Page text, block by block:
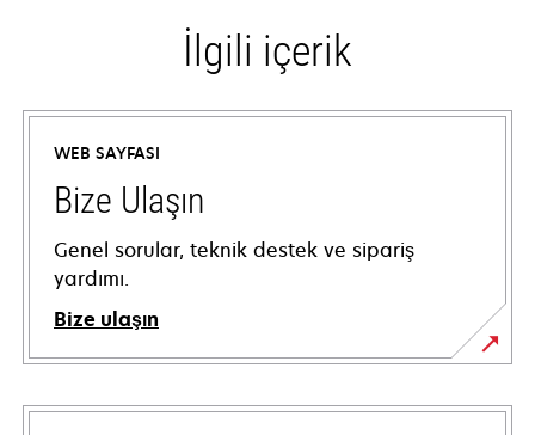
İlgili içerik
WEB SAYFASI
Bize Ulaşın
Genel sorular, teknik destek ve sipariş
yardımı.
Bize ulaşın